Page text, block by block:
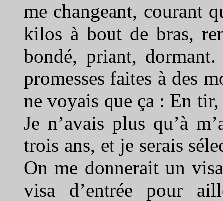
me changeant, courant
kilos à bout de bras,
bondé, priant,
promesses faites à des
ne voyais que ça : En
Je n’avais plus qu’à
trois ans, et je serais
On me donnerait un
visa d’entrée pour